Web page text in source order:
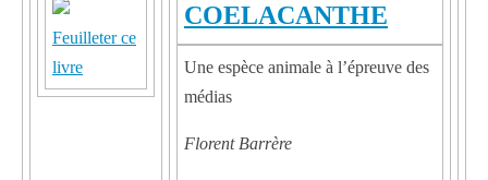
Feuilleter ce
livre
COELACANTHE
Une espèce animale à l’épreuve des
médias
Florent Barrère